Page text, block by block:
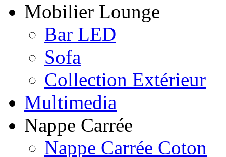
Mobilier Lounge
Bar LED
Sofa
Collection Extérieur
Multimedia
Nappe Carrée
Nappe Carrée Coton